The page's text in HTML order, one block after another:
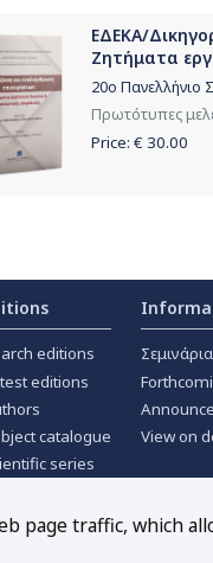
ΕΔΕΚΑ/
Ζητήματα
20o Πανελλήνιο
Πρωτότυπες
Price: € 30.00
editions
editions
catalogue
series
Σεμινάρια
View on
page traffic, which